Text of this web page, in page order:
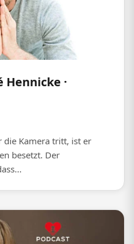
Hennicke ·
die Kamera tritt, ist er
besetzt. Der